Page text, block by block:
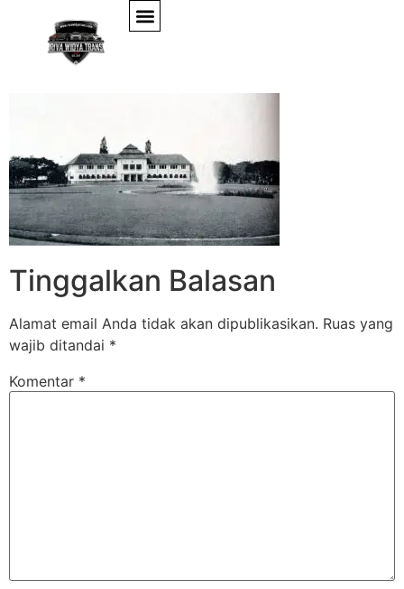
sejarah-kota-malang
Tinggalkan Balasan
Alamat email Anda tidak akan dipublikasikan. Ruas yang
wajib ditandai *
Komentar *